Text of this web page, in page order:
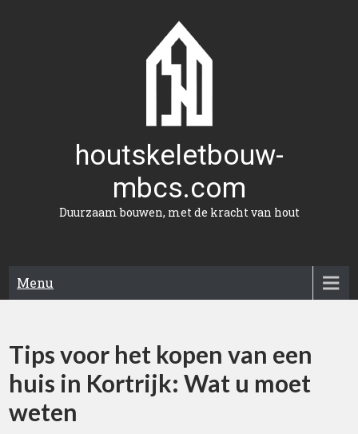
houtskeletbouw-
mbcs.com
Duurzaam bouwen, met de kracht van hout
Menu
Tips voor het kopen van een
huis in Kortrijk: Wat u moet
weten